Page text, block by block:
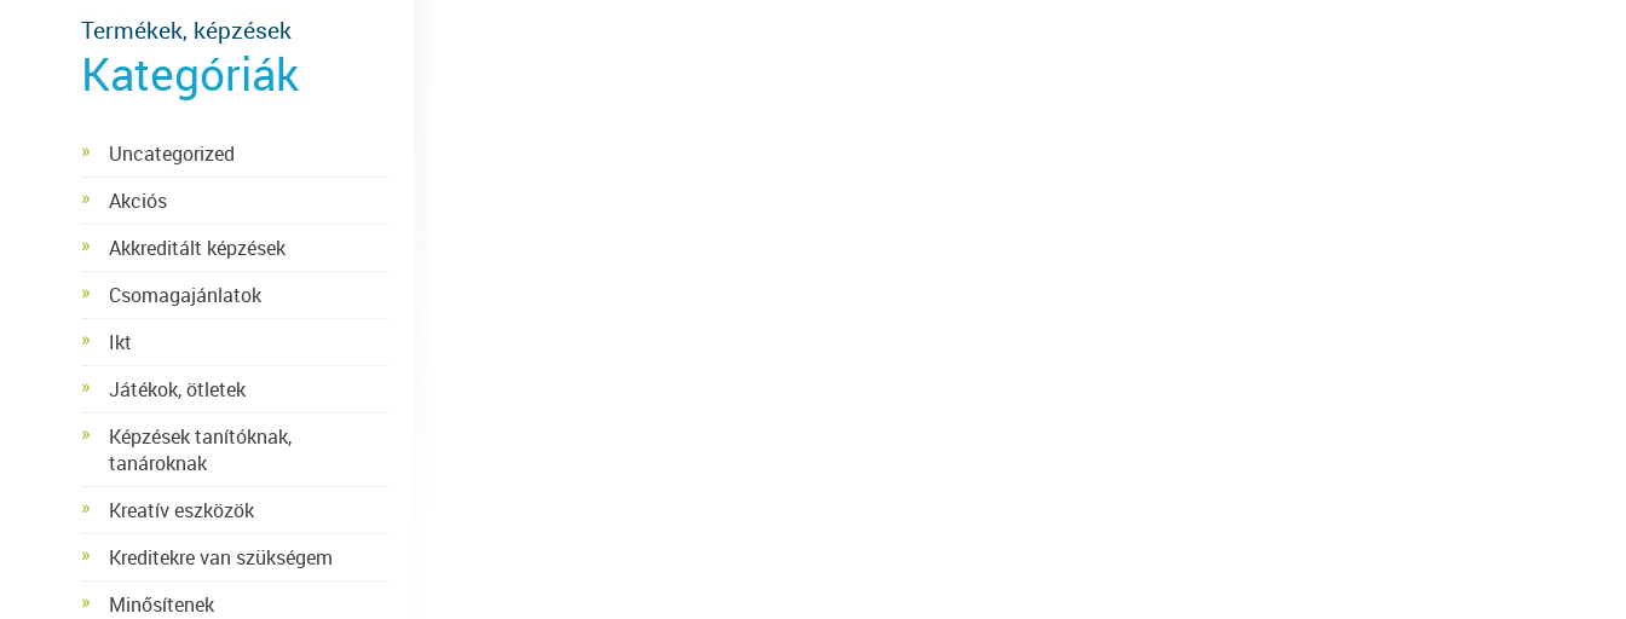
Termékek, képzések
Kategóriák
Uncategorized
Akciós
Akkreditált képzések
Csomagajánlatok
Ikt
Játékok, ötletek
Képzések tanítóknak,
tanároknak
Kreatív eszközök
Kreditekre van szükségem
Minősítenek